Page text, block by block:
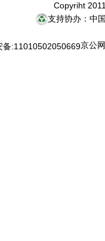
Copyriht
支持协办：中
京公